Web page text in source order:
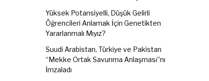
Yüksek Potansiyelli, Düşük Gelirli
Öğrencileri Anlamak İçin Genetikten
Yararlanmalı Mıyız?
Suudi Arabistan, Türkiye ve Pakistan
“Mekke Ortak Savunma Anlaşması”nı
İmzaladı